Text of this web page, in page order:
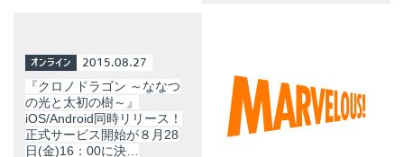
オンライン 2015.08.27
『クロノドラゴン ～ななつ
の光と太初の樹～』
iOS/Android同時リリース！
正式サービス開始が８月28
日(金)16：00に決…